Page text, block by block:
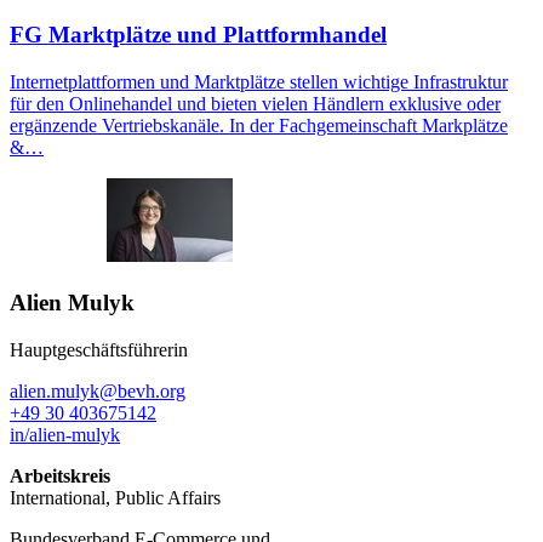
FG Marktplätze und Plattformhandel
Internetplattformen und Marktplätze stellen wichtige Infrastruktur
für den Onlinehandel und bieten vielen Händlern exklusive oder
ergänzende Vertriebskanäle. In der Fachgemeinschaft Markplätze
&…
Alien Mulyk
Hauptgeschäftsführerin
alien.mulyk@bevh.org
+49 30 403675142
in/alien-mulyk
Arbeitskreis
International, Public Affairs